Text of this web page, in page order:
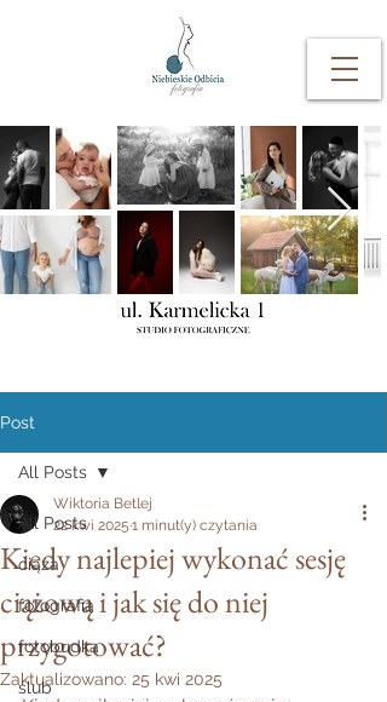
Post
All Posts
ciąża
fotografia
fotobudka
ślub
All Posts
Kiedy najlepiej wykonać sesję
ciążową i jak się do niej
przygotować?
Wiktoria Betlej
22 kwi 2025 1 minut(y) czytania
Zaktualizowano: 25 kwi 2025